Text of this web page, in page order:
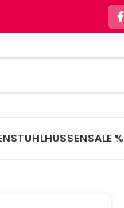
STUHLHUSSENSALE %